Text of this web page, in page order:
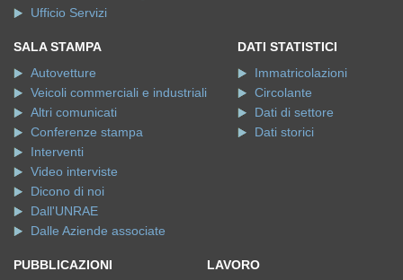
Ufficio Servizi
SALA STAMPA
Autovetture
Veicoli commerciali e industriali
Altri comunicati
Conferenze stampa
Interventi
Video interviste
Dicono di noi
Dall'UNRAE
Dalle Aziende associate
DATI STATISTICI
Immatricolazioni
Circolante
Dati di settore
Dati storici
PUBBLICAZIONI LAVORO